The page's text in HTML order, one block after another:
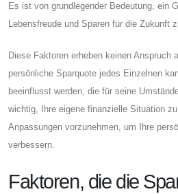
Es ist von grundlegender Bedeutung, ein
Lebensfreude und Sparen für die Zukunft
Diese Faktoren erheben keinen Anspruch
persönliche Sparquote jedes Einzelnen
beeinflusst werden, die für seine
wichtig, Ihre eigene finanzielle Situation
Anpassungen vorzunehmen, um Ihre
verbessern.
Faktoren, die die